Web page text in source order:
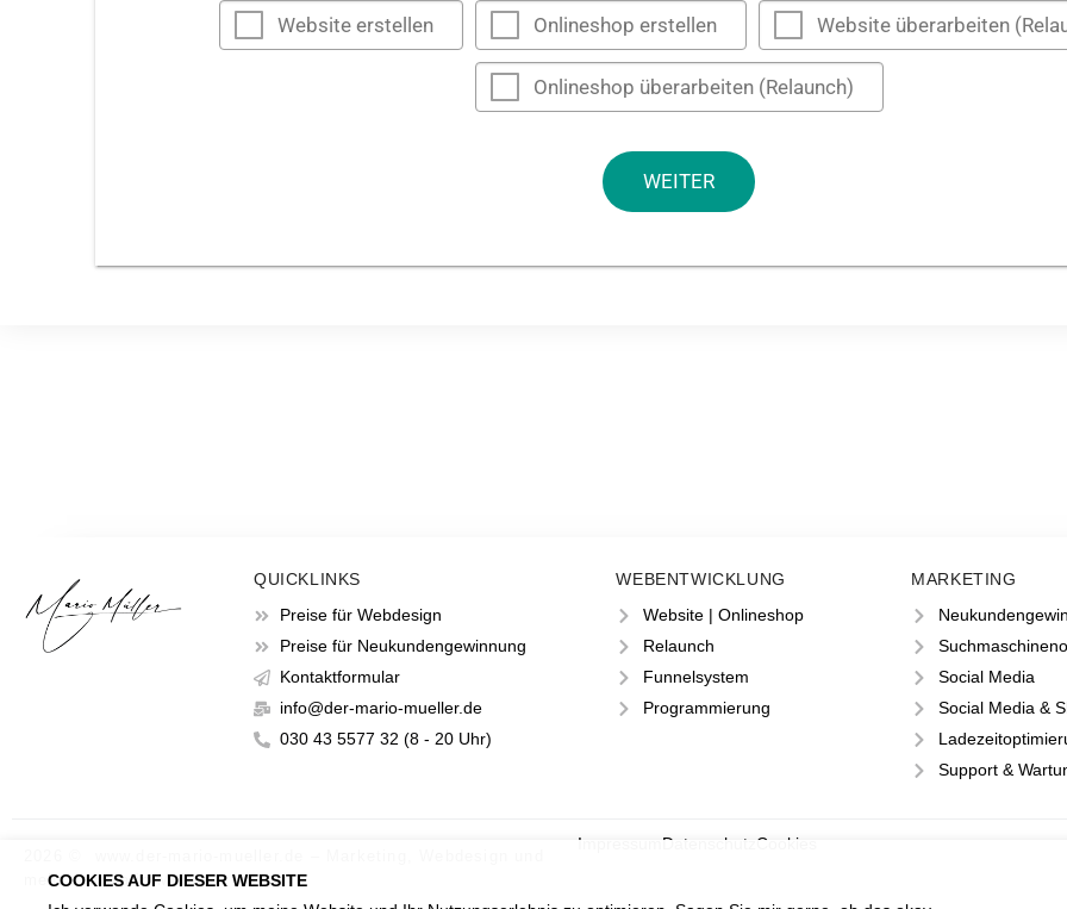
COOKIES AUF DIESER WEBSITE
Website erstellen Onlineshop erstellen Website überarbeiten
Onlineshop überarbeiten (Relaunch)
WEITER
QUICKLINKS
Preise für Webdesign
Preise für Neukundengewinnung
Kontaktformular
info@der-mario-mueller.de
030 43 5577 32 (8 - 20 Uhr)
WEBENTWICKLUNG
Website | Onlineshop
Relaunch
Funnelsystem
Programmierung
MARKETING
Social Media
Social Media &
Support &
mehr von Mario Müller.
Impressum Datenschutz Cookies